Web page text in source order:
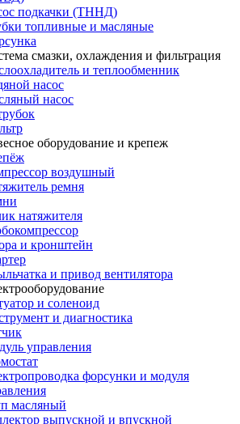
подкачки (ТННД)
топливные и масляные
смазки, охлаждения и фильтрация
и теплообменник
насос
насос
оборудование и крепеж
воздушный
ремня
натяжителя
и кронштейн
и привод вентилятора
и соленоид
и диагностика
управления
форсунки и модуля
масляный
выпускной и впускной